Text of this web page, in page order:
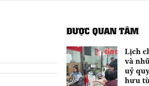
ĐƯỢC QUAN TÂM
Lịch
và
uỷ
hưu